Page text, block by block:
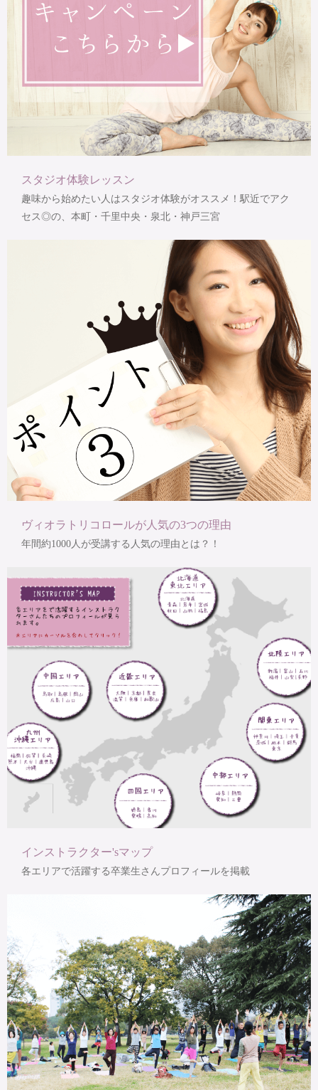
スタジオ体験レッスン
趣味から始めたい人はスタジオ体験がオススメ！駅近でアク
セス◎の、本町・千里中央・泉北・神戸三宮
ヴィオラトリコロールが人気の3つの理由
年間約1000人が受講する人気の理由とは？！
インストラクター'sマップ
各エリアで活躍する卒業生さんプロフィールを掲載